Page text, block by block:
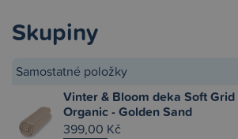
Skupiny
Samostatné položky
Vinter & Bloom deka Soft Grid
Organic - Golden Sand
399,00 Kč